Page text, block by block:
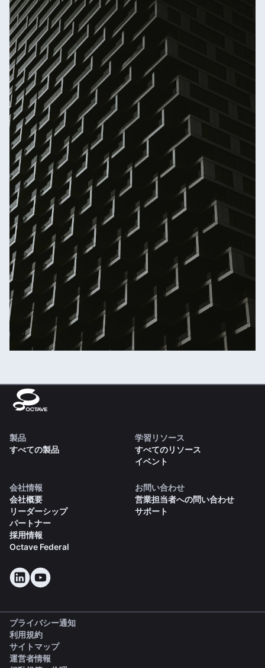
製品
すべての製品
学習リソース
すべてのリソース
イベント
会社情報
会社概要
リーダーシップ
パートナー
採用情報
Octave Federal
お問い合わせ
営業担当者への問い合わせ
サポート
プライバシー通知
利用規約
サイトマップ
運営者情報